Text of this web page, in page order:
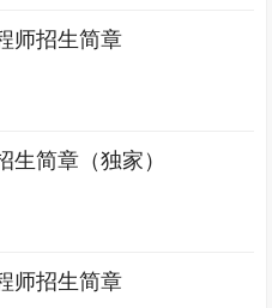
师招生简章
生简章（独家）
师招生简章